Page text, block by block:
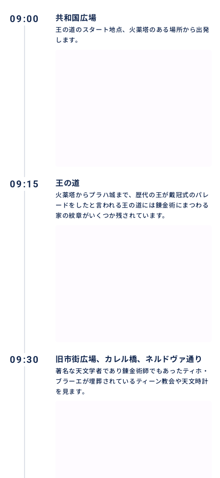
09:00 共和国広場
王の道のスタート地点、火薬塔のある場所から出発
します。
09:15 王の道
火薬塔からプラハ城まで、歴代の王が戴冠式のパレ
ードをしたと言われる王の道には錬金術にまつわる
家の紋章がいくつか残されています。
09:30 旧市街広場、カレル橋、ネルドヴァ通り
著名な天文学者であり錬金術師でもあったティホ・
ブラーエが埋葬されているティーン教会や天文時計
を見ます。